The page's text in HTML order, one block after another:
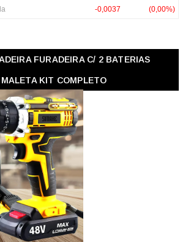
FURADEIRA C/ 2 BATERIAS
MALETA KIT COMPLETO